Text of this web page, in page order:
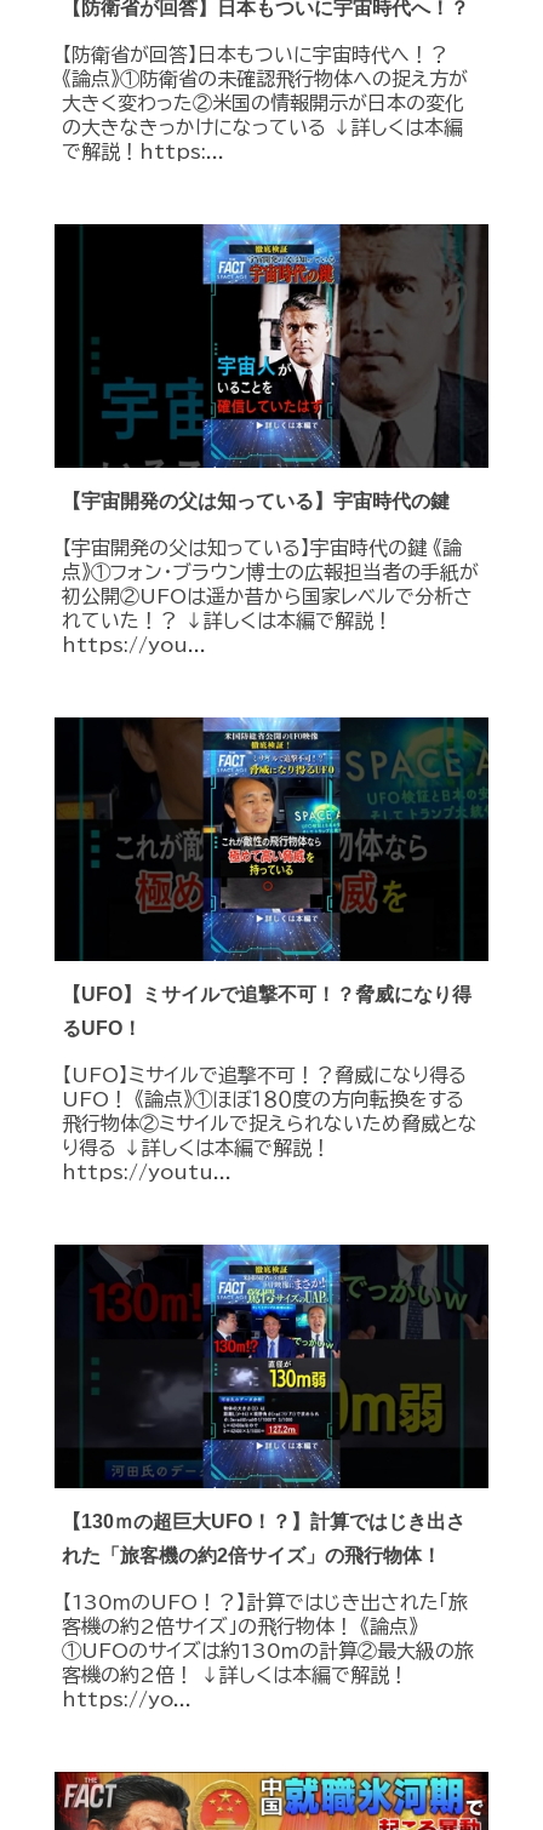
【防衛省が回答】日本もついに宇宙時代へ！？
【防衛省が回答】日本もついに宇宙時代へ！？
《論点》①防衛省の未確認飛行物体への捉え方が
大きく変わった②米国の情報開示が日本の変化
の大きなきっかけになっている ↓詳しくは本編
で解説！https:...
【宇宙開発の父は知っている】宇宙時代の鍵
【宇宙開発の父は知っている】宇宙時代の鍵 《論
点》①フォン・ブラウン博士の広報担当者の手紙が
初公開②UFOは遥か昔から国家レベルで分析さ
れていた！？ ↓詳しくは本編で解説！
https://you...
【UFO】ミサイルで追撃不可！？脅威になり得
るUFO！
【UFO】ミサイルで追撃不可！？脅威になり得る
UFO！ 《論点》①ほぼ１８０度の方向転換をする
飛行物体②ミサイルで捉えられないため脅威とな
り得る ↓詳しくは本編で解説！
https://youtu...
【130ｍの超巨大UFO！？】計算ではじき出さ
れた「旅客機の約2倍サイズ」の飛行物体！
【130ｍのUFO！？】計算ではじき出された「旅
客機の約2倍サイズ」の飛行物体！ 《論点》
①UFOのサイズは約130ｍの計算②最大級の旅
客機の約2倍！ ↓詳しくは本編で解説！
https://yo...